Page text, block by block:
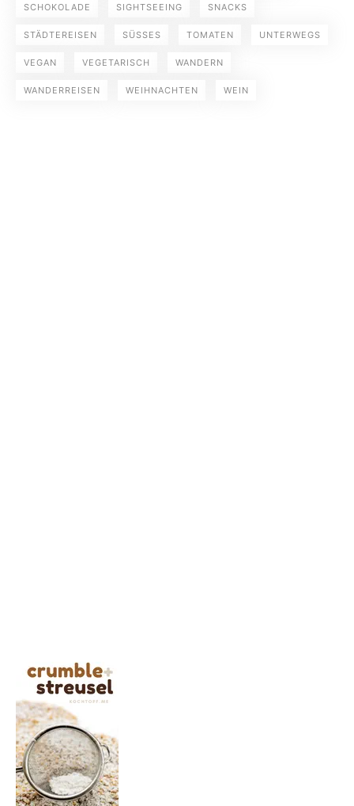
SCHOKOLADE SIGHTSEEING SNACKS
STÄDTEREISEN SÜSSES TOMATEN UNTERWEGS
VEGAN VEGETARISCH WANDERN
WANDERREISEN WEIHNACHTEN WEIN